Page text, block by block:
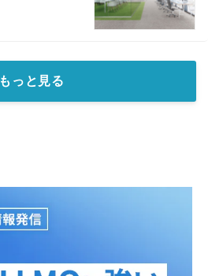
もっと見る